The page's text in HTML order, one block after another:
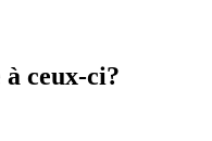
ceux-ci?